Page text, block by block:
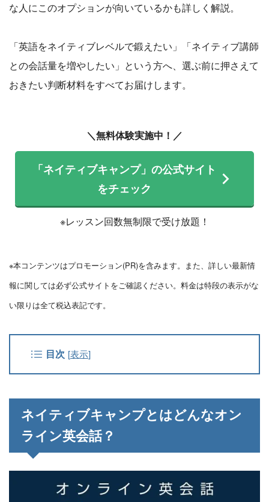
な人にこのオプションが向いているかも詳しく解説。
「英語をネイティブレベルで鍛えたい」「ネイティブ講師
との会話量を増やしたい」という方へ、選ぶ前に押さえて
おきたい判断材料をすべてお届けします。
＼無料体験実施中！／
「ネイティブキャンプ」の公式サイト
をチェック
※レッスン回数無制限で受け放題！
※本コンテンツはプロモーション(PR)を含みます。また、詳しい最新情
報に関しては必ず公式サイトをご確認ください。料金は特段の表示がな
い限りは全て税込表記です。
目次 [表示]
ネイティブキャンプとはどんなオン
ライン英会話？